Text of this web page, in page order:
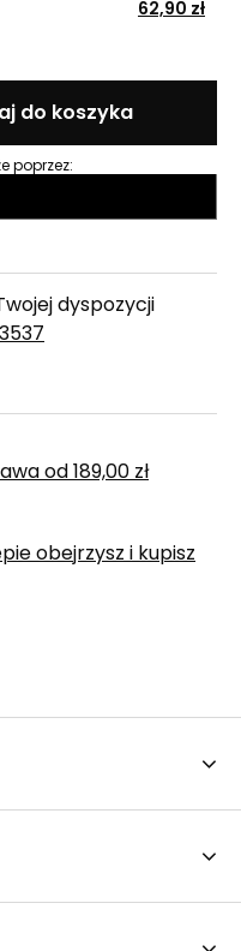
62,90 zł
do koszyka
poprzez:
dyspozycji
od 189,00 zł
obejrzysz i kupisz